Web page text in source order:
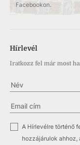
Facebookon.
Hírlevél
Iratkozz fel már most
✓
A Hírlevélre történő
hozzájárulok ahhoz,